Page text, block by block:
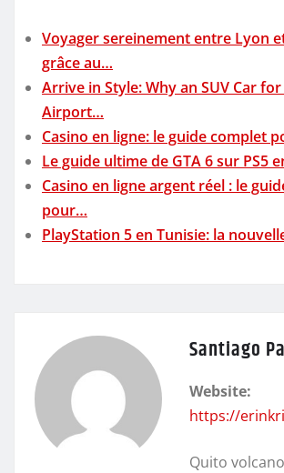
Voyager sereinement entre Lyon
grâce au…
Arrive in Style: Why an SUV Car
Airport…
Casino en ligne: le guide complet
Le guide ultime de GTA 6 sur PS5
Casino en ligne argent réel : le
pour…
PlayStation 5 en Tunisie: la
Santiago
Website:
https://
Quito